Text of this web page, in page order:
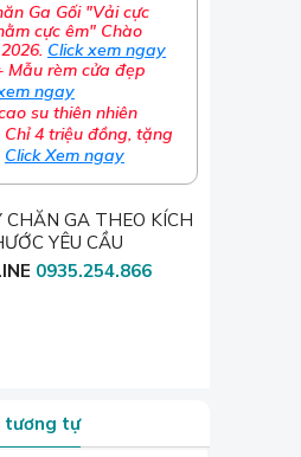
Ga Gối "Vải cực
cực êm" Chào
Click xem ngay
Mẫu rèm cửa đẹp
ngay
su thiên nhiên
Chỉ 4 triệu đồng, tặng
Click Xem ngay
CHĂN GA THEO KÍCH
YÊU CẦU
0935.254.866
tương tự